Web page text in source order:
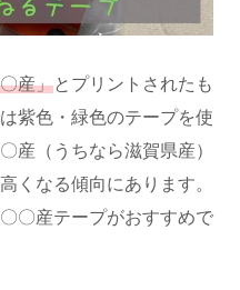
産」とプリントされたも
紫色・緑色のテープを使
産（うちなら滋賀県産）
くなる傾向にあります。
〇産テープがおすすめで